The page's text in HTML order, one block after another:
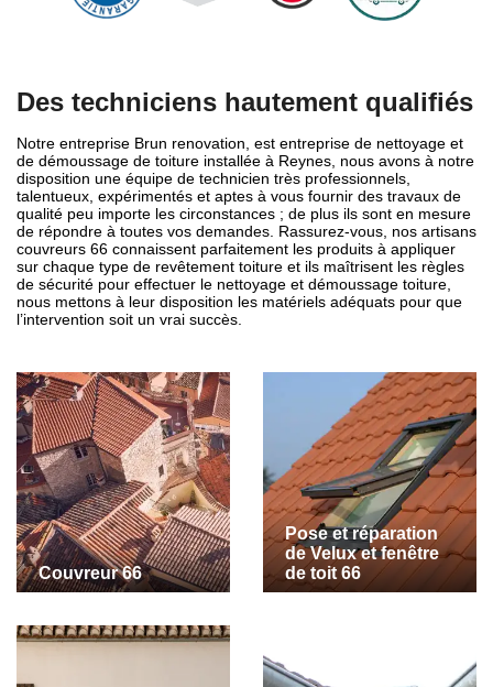
Des techniciens hautement qualifiés
Notre entreprise Brun renovation, est entreprise de nettoyage et
de démoussage de toiture installée à Reynes, nous avons à notre
disposition une équipe de technicien très professionnels,
talentueux, expérimentés et aptes à vous fournir des travaux de
qualité peu importe les circonstances ; de plus ils sont en mesure
de répondre à toutes vos demandes. Rassurez-vous, nos artisans
couvreurs 66 connaissent parfaitement les produits à appliquer
sur chaque type de revêtement toiture et ils maîtrisent les règles
de sécurité pour effectuer le nettoyage et démoussage toiture,
nous mettons à leur disposition les matériels adéquats pour que
l’intervention soit un vrai succès.
Couvreur 66
Pose et réparation
de Velux et fenêtre
de toit 66